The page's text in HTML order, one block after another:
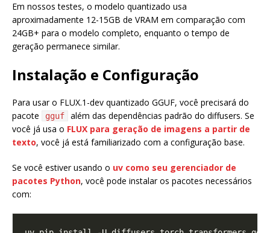
Em nossos testes, o modelo quantizado usa
aproximadamente 12-15GB de VRAM em comparação com
24GB+ para o modelo completo, enquanto o tempo de
geração permanece similar.
Instalação e Configuração
Para usar o FLUX.1-dev quantizado GGUF, você precisará do
pacote
gguf
além das dependências padrão do diffusers. Se
você já usa o FLUX para geração de imagens a partir de
texto, você já está familiarizado com a configuração base.
Se você estiver usando o uv como seu gerenciador de
pacotes Python, você pode instalar os pacotes necessários
com: